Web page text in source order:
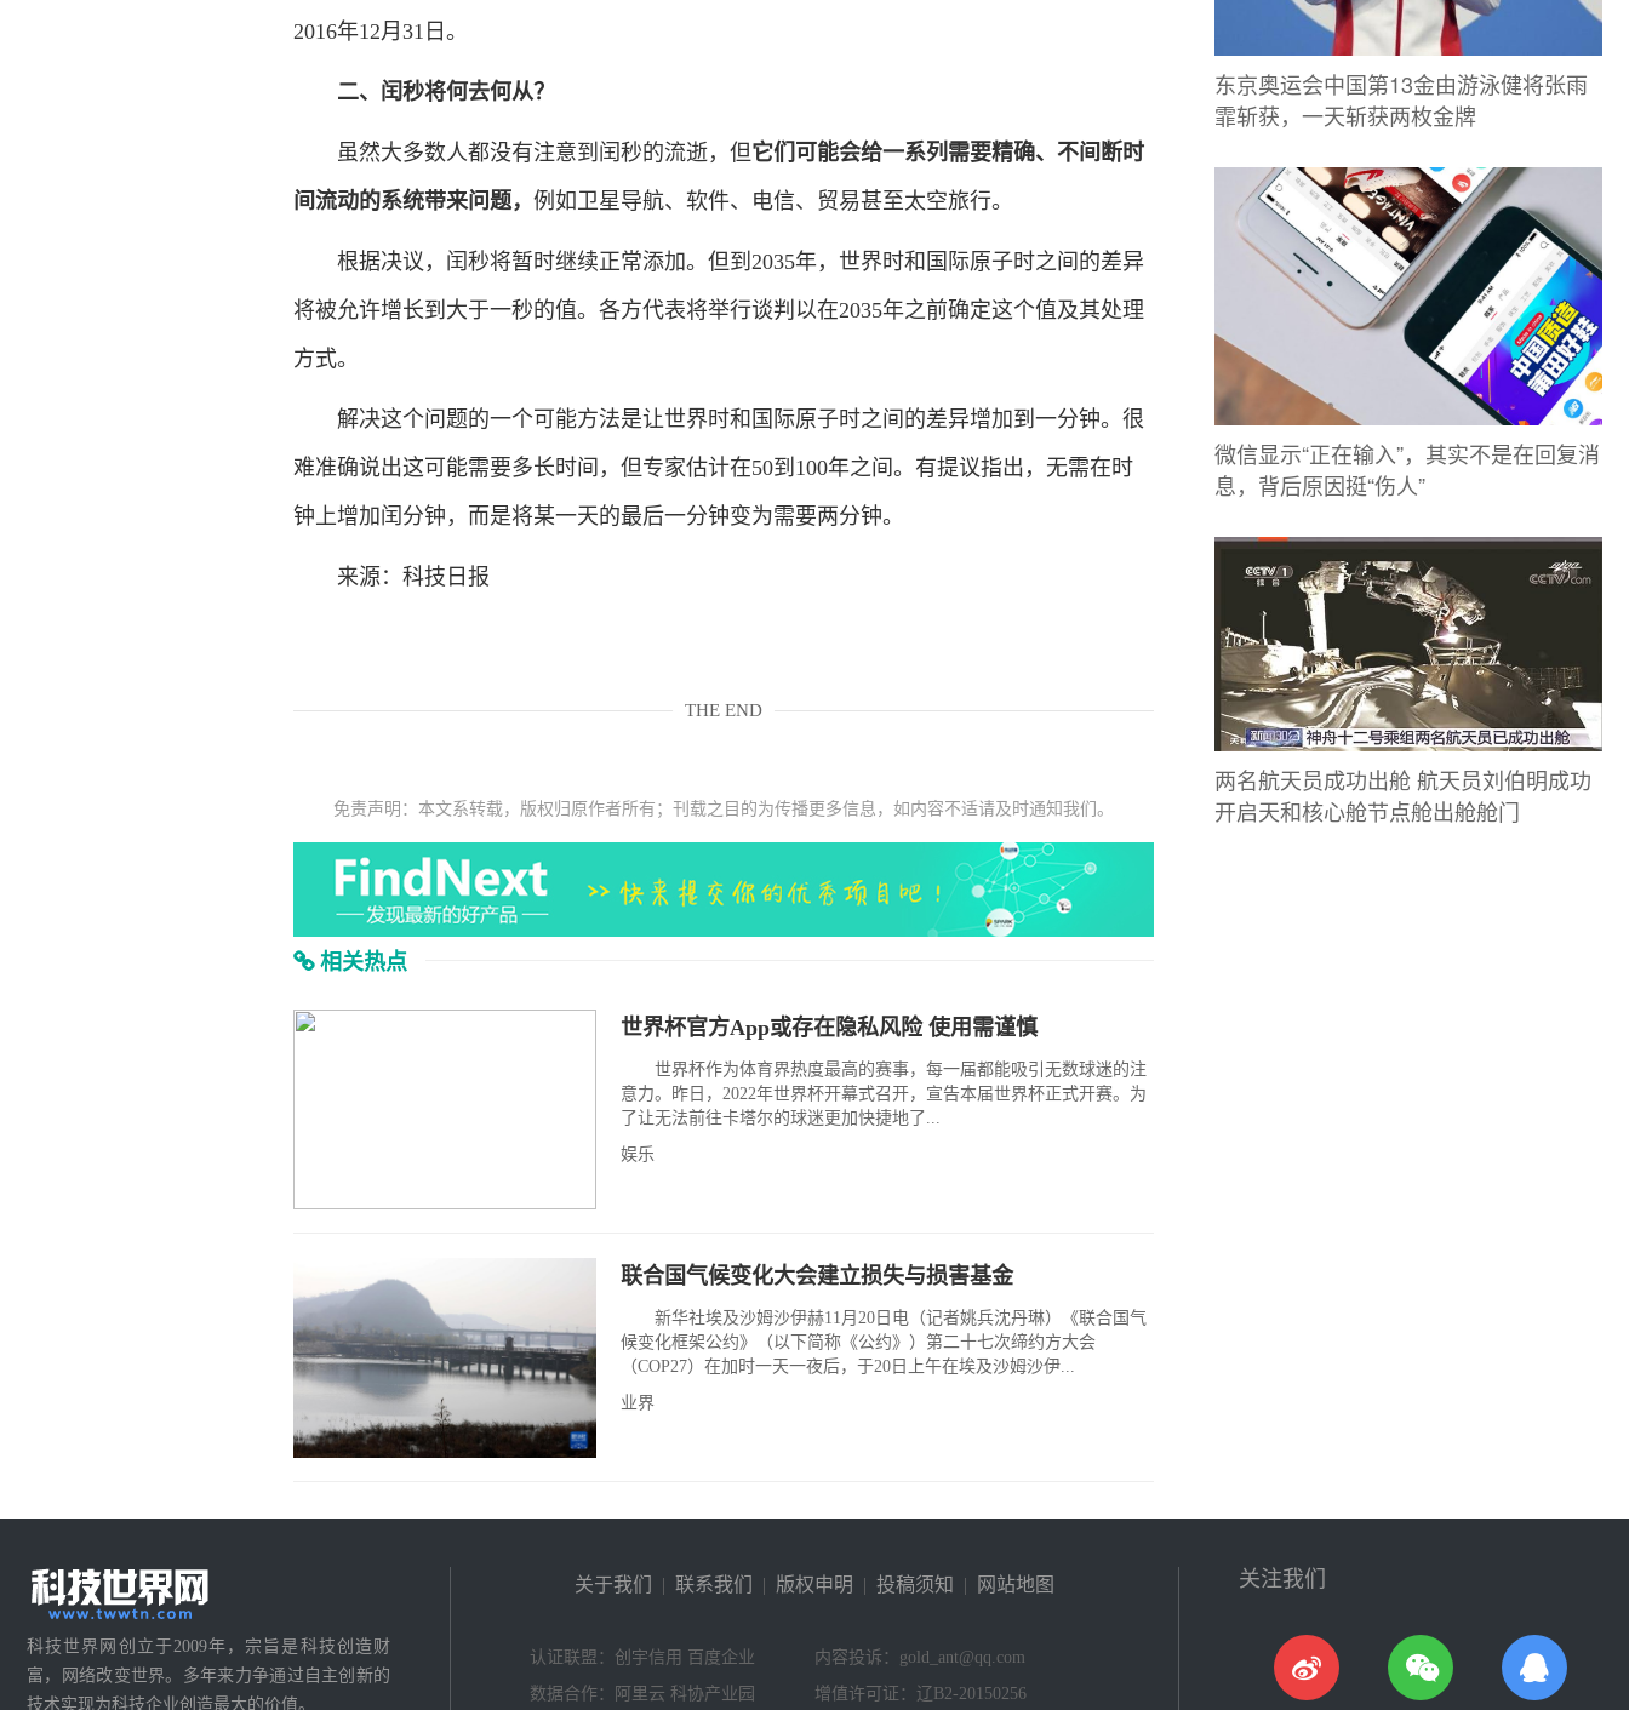
2016年12月31日。
二、闰秒将何去何从？
虽然大多数人都没有注意到闰秒的流逝，但它们可能会给一系列需要精确、不间断时
间流动的系统带来问题， 例如卫星导航、软件、电信、贸易甚至太空旅行。
根据决议，闰秒将暂时继续正常添加。但到2035年，世界时和国际原子时之间的差异
将被允许增长到大于一秒的值。各方代表将举行谈判以在2035年之前确定这个值及其处理
方式。
解决这个问题的一个可能方法是让世界时和国际原子时之间的差异增加到一分钟。很
难准确说出这可能需要多长时间，但专家估计在50到100年之间。有提议指出，无需在时
钟上增加闰分钟，而是将某一天的最后一分钟变为需要两分钟。
来源：科技日报
THE END
免责声明：本文系转载，版权归原作者所有；刊载之目的为传播更多信息，如内容不适请及时通知我们。
相关热点
世界杯官方App或存在隐私风险 使用需谨慎
世界杯作为体育界热度最高的赛事，每一届都能吸引无数球迷的注
意力。昨日，2022年世界杯开幕式召开，宣告本届世界杯正式开赛。为
了让无法前往卡塔尔的球迷更加快捷地了...
娱乐
联合国气候变化大会建立损失与损害基金
新华社埃及沙姆沙伊赫11月20日电（记者姚兵沈丹琳）《联合国气
候变化框架公约》（以下简称《公约》）第二十七次缔约方大会
（COP27）在加时一天一夜后，于20日上午在埃及沙姆沙伊...
业界
东京奥运会中国第13金由游泳健将张雨
霏斩获，一天斩获两枚金牌
微信显示“正在输入”，其实不是在回复消
息，背后原因挺“伤人”
两名航天员成功出舱 航天员刘伯明成功
开启天和核心舱节点舱出舱舱门
科技世界网创立于2009年，宗旨是科技创造财
富，网络改变世界。多年来力争通过自主创新的
技术实现为科技企业创造最大的价值。
关于我们 | 联系我们 | 版权申明 | 投稿须知 | 网站地图
认证联盟：创宇信用 百度企业
内容投诉：gold_ant@qq.com
数据合作：阿里云 科协产业园
增值许可证：辽B2-20150256
关注我们